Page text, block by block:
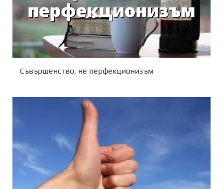
Съвършенство, не перфекционизъм